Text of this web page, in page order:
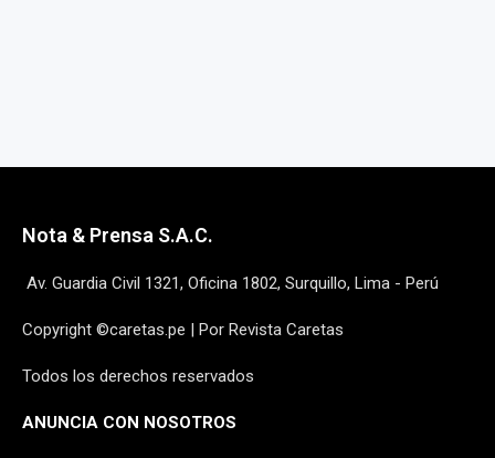
Nota & Prensa S.A.C.
Av. Guardia Civil 1321, Oficina 1802, Surquillo, Lima - Perú
Copyright ©caretas.pe | Por Revista Caretas
Todos los derechos reservados
ANUNCIA CON NOSOTROS